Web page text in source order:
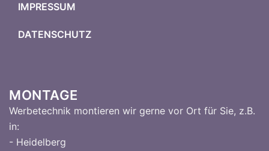
IMPRESSUM
DATENSCHUTZ
MONTAGE
Werbetechnik montieren wir gerne vor Ort für Sie, z.B.
in:
- Heidelberg